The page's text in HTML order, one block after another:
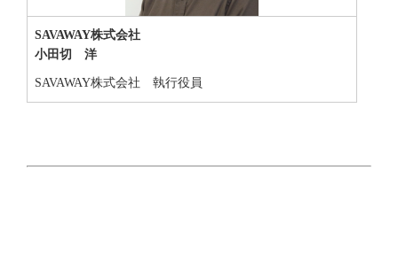
SAVAWAY株式会社
小田切 洋
SAVAWAY株式会社 執行役員